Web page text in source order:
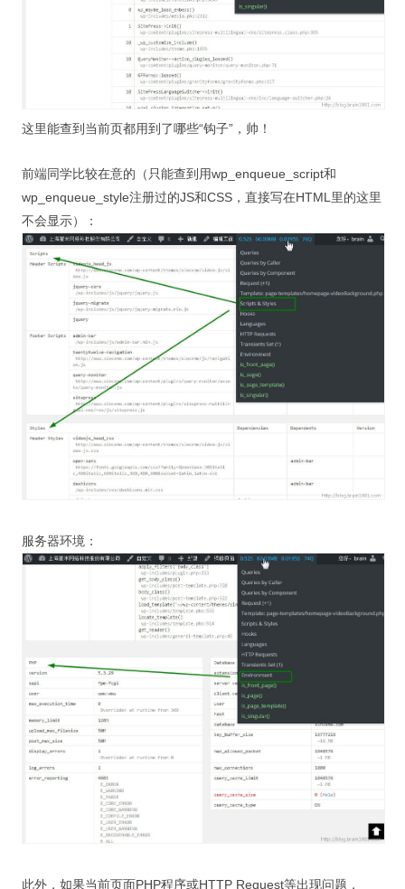
这里能查到当前页都用到了哪些“钩子”，帅！
前端同学比较在意的（只能查到用wp_enqueue_script和
wp_enqueue_style注册过的JS和CSS，直接写在HTML里的这里
不会显示）：
服务器环境：
此外，如果当前页面PHP程序或HTTP Request等出现问题，